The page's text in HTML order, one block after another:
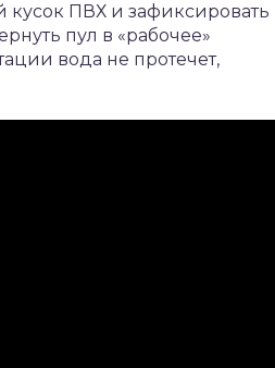
ПВХ и зафиксировать
пул в «рабочее»
вода не протечет,